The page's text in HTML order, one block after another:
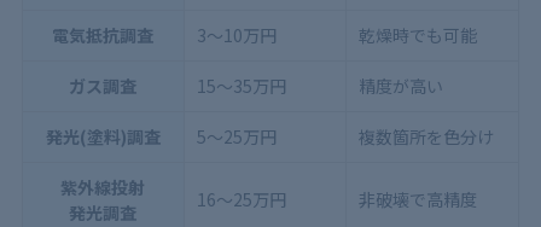
電気抵抗調査 3〜10万円 乾燥時でも可能
ガス調査 15〜35万円 精度が高い
発光(塗料)調査 5〜25万円 複数箇所を色分け
紫外線投射
発光調査
16〜25万円 非破壊で高精度